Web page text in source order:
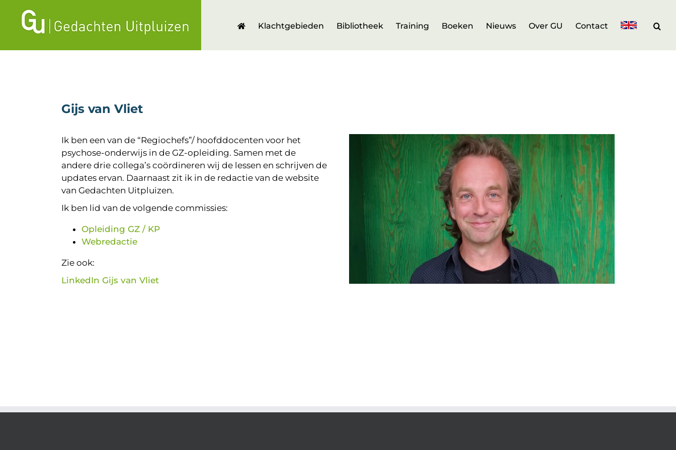
inhoud
Klachtgebieden Bibliotheek Training Boeken Nieuws Over GU Contact
Gijs van Vliet
Ik ben een van de “Regiochefs”/ hoofddocenten voor het
psychose-onderwijs in de GZ-opleiding. Samen met de
andere drie collega’s coördineren wij de lessen en schrijven de
updates ervan. Daarnaast zit ik in de redactie van de website
van Gedachten Uitpluizen.
Ik ben lid van de volgende commissies:
Opleiding GZ / KP
Webredactie
Zie ook:
LinkedIn Gijs van Vliet